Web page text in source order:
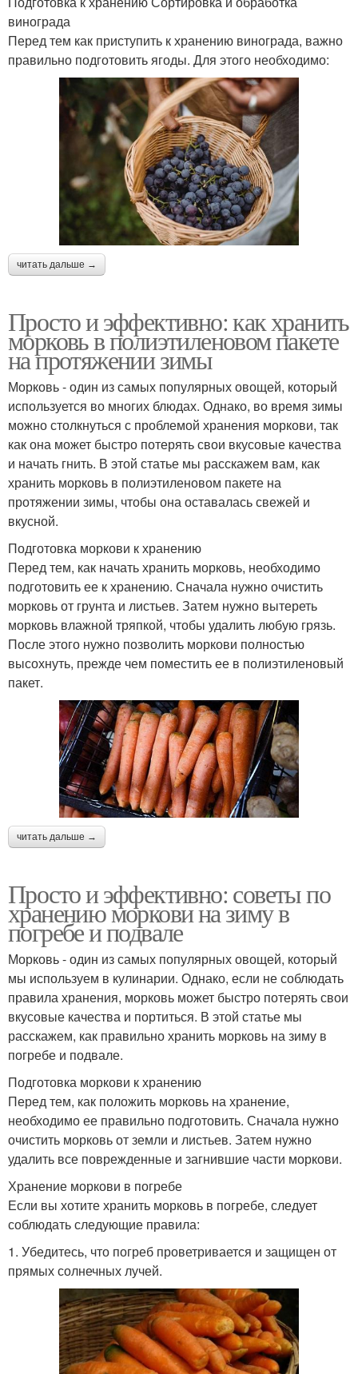
винограда
Перед тем как приступить к хранению винограда, важно
правильно подготовить ягоды. Для этого необходимо:
читать дальше →
Просто и эффективно: как хранить
морковь в полиэтиленовом пакете
на протяжении зимы
Морковь - один из самых популярных овощей, который
используется во многих блюдах. Однако, во время зимы
можно столкнуться с проблемой хранения моркови, так
как она может быстро потерять свои вкусовые качества
и начать гнить. В этой статье мы расскажем вам, как
хранить морковь в полиэтиленовом пакете на
протяжении зимы, чтобы она оставалась свежей и
вкусной.
Подготовка моркови к хранению
Перед тем, как начать хранить морковь, необходимо
подготовить ее к хранению. Сначала нужно очистить
морковь от грунта и листьев. Затем нужно вытереть
морковь влажной тряпкой, чтобы удалить любую грязь.
После этого нужно позволить моркови полностью
высохнуть, прежде чем поместить ее в полиэтиленовый
пакет.
читать дальше →
Просто и эффективно: советы по
хранению моркови на зиму в
погребе и подвале
Морковь - один из самых популярных овощей, который
мы используем в кулинарии. Однако, если не соблюдать
правила хранения, морковь может быстро потерять свои
вкусовые качества и портиться. В этой статье мы
расскажем, как правильно хранить морковь на зиму в
погребе и подвале.
Подготовка моркови к хранению
Перед тем, как положить морковь на хранение,
необходимо ее правильно подготовить. Сначала нужно
очистить морковь от земли и листьев. Затем нужно
удалить все поврежденные и загнившие части моркови.
Хранение моркови в погребе
Если вы хотите хранить морковь в погребе, следует
соблюдать следующие правила:
1. Убедитесь, что погреб проветривается и защищен от
прямых солнечных лучей.